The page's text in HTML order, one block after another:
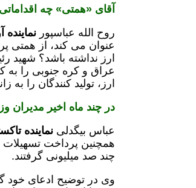
آقای «همتی» چه
روح الله عباسپور نماینده
عنوان می کند،‌ از همتی
ارز نداشته باشد؟ شهید
عراق و کره جنوبی را به
ارز، تولید کنندگان را به
در چند ماه اخیر مدیران
عباس بیگدلینماینده
همچنین پرداخت تسهیلات
چند صد میلیونی گرفتند.
وی در توضیح ادعای خود